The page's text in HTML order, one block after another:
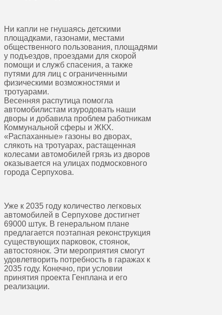
Ни капли не гнушаясь детскими
площадками, газонами, местами
общественного пользования, площадями
у подъездов, проездами для скорой
помощи и служб спасения, а также
путями для лиц с ограниченными
физическими возможностями и
тротуарами.
Весенняя распутица помогла
автомобилистам изуродовать наши
дворы и добавила проблем работникам
Коммунальной сферы и ЖКХ.
«Распаханные» газоны во дворах,
слякоть на тротуарах, растащенная
колесами автомобилей грязь из дворов
оказывается на улицах подмосковного
города Серпухова.
Уже к 2035 году количество легковых
автомобилей в Серпухове достигнет
69000 штук. В генеральном плане
предлагается поэтапная реконструкция
существующих парковок, стоянок,
автостоянок. Эти мероприятия смогут
удовлетворить потребность в гаражах к
2035 году. Конечно, при условии
принятия проекта Генплана и его
реализации.